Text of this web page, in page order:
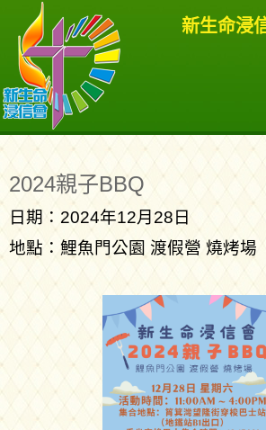
新生命浸
2024親子BBQ
日期：2024年12月28日
地點：鯉魚門公園 渡假營 燒烤場